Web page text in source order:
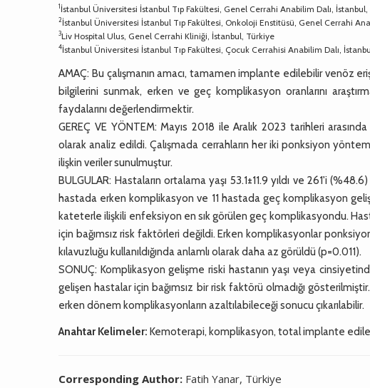
1İstanbul Üniversitesi İstanbul Tıp Fakültesi, Genel Cerrahi Anabilim Dalı,
2İstanbul Üniversitesi İstanbul Tıp Fakültesi, Onkoloji Enstitüsü, Genel Cerrahi
3Liv Hospital Ulus, Genel Cerrahi Kliniği, İstanbul, Türkiye
4İstanbul Üniversitesi İstanbul Tıp Fakültesi, Çocuk Cerrahisi Anabilim Dalı,
AMAÇ: Bu çalışmanın amacı, tamamen implante edilebilir venöz
bilgilerini sunmak, erken ve geç komplikasyon oranlarını
faydalarını değerlendirmektir.
GEREÇ VE YÖNTEM: Mayıs 2018 ile Aralık 2023 tarihleri
olarak analiz edildi. Çalışmada cerrahların her iki ponksiyon
ilişkin veriler sunulmuştur.
BULGULAR: Hastaların ortalama yaşı 53.1±11.9 yıldı ve 261'i
hastada erken komplikasyon ve 11 hastada geç komplikasyon
kateterle ilişkili enfeksiyon en sık görülen geç komplikasyondu.
için bağımsız risk faktörleri değildi. Erken komplikasyonlar
kılavuzluğu kullanıldığında anlamlı olarak daha az görüldü (p=0.011).
SONUÇ: Komplikasyon gelişme riski hastanın yaşı veya
gelişen hastalar için bağımsız bir risk faktörü olmadığı
erken dönem komplikasyonların azaltılabileceği sonucu çıkarılabilir.
Anahtar Kelimeler: Kemoterapi, komplikasyon, total implante
Corresponding Author: Fatih Yanar, Türkiye